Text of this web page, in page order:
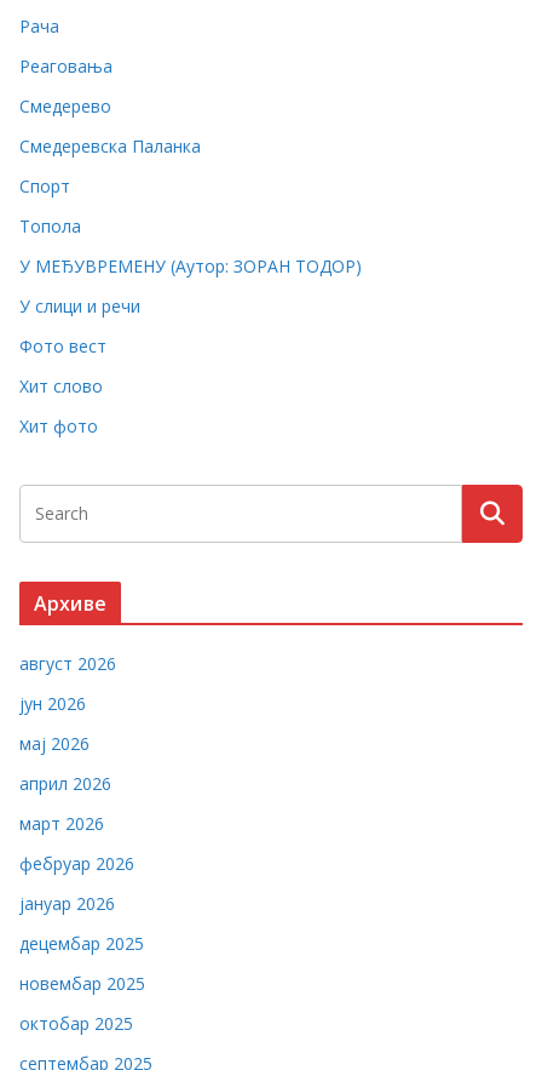
Рача
Реаговања
Смедерево
Смедеревска Паланка
Спорт
Топола
У МЕЂУВРЕМЕНУ (Аутор: ЗОРАН ТОДОР)
У слици и речи
Фото вест
Хит слово
Хит фото
Архиве
август 2026
јун 2026
мај 2026
април 2026
март 2026
фебруар 2026
јануар 2026
децембар 2025
новембар 2025
октобар 2025
септембар 2025